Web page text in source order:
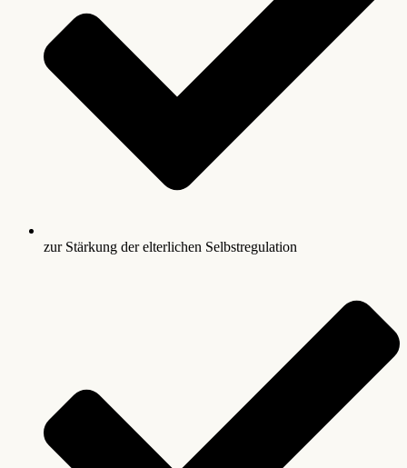
zur Stärkung der elterlichen Selbstregulation